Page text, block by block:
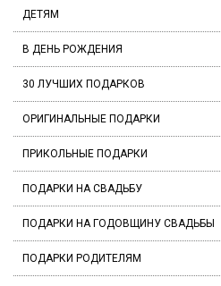
ДЕТЯМ
В ДЕНЬ РОЖДЕНИЯ
30 ЛУЧШИХ ПОДАРКОВ
ОРИГИНАЛЬНЫЕ ПОДАРКИ
ПРИКОЛЬНЫЕ ПОДАРКИ
ПОДАРКИ НА СВАДЬБУ
ПОДАРКИ НА ГОДОВЩИНУ СВАДЬБЫ
ПОДАРКИ РОДИТЕЛЯМ